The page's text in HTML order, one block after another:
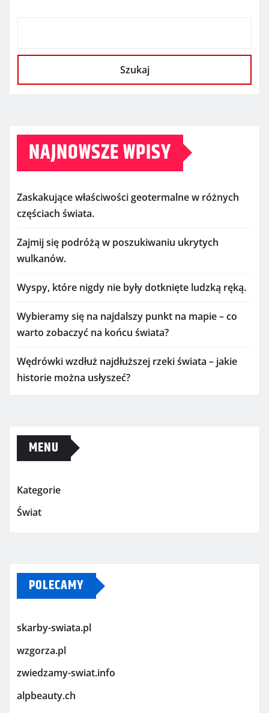
Szukaj
NAJNOWSZE WPISY
Zaskakujące właściwości geotermalne w różnych
częściach świata.
Zajmij się podróżą w poszukiwaniu ukrytych
wulkanów.
Wyspy, które nigdy nie były dotknięte ludzką ręką.
Wybieramy się na najdalszy punkt na mapie – co
warto zobaczyć na końcu świata?
Wędrówki wzdłuż najdłuższej rzeki świata – jakie
historie można usłyszeć?
MENU
Kategorie
Świat
POLECAMY
skarby-swiata.pl
wzgorza.pl
zwiedzamy-swiat.info
alpbeauty.ch